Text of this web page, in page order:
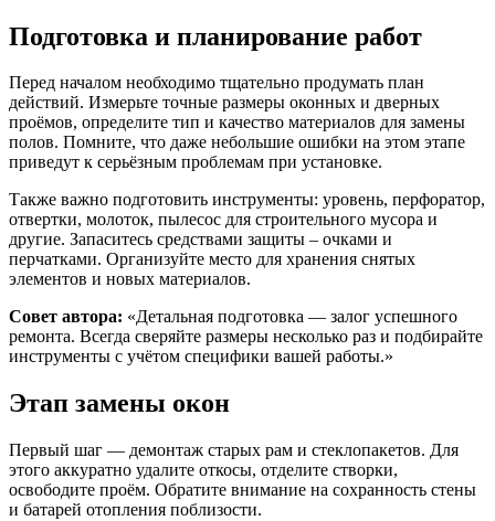
Подготовка и планирование работ
Перед началом необходимо тщательно продумать план
действий. Измерьте точные размеры оконных и дверных
проёмов, определите тип и качество материалов для замены
полов. Помните, что даже небольшие ошибки на этом этапе
приведут к серьёзным проблемам при установке.
Также важно подготовить инструменты: уровень, перфоратор,
отвертки, молоток, пылесос для строительного мусора и
другие. Запаситесь средствами защиты – очками и
перчатками. Организуйте место для хранения снятых
элементов и новых материалов.
Совет автора: «Детальная подготовка — залог успешного
ремонта. Всегда сверяйте размеры несколько раз и подбирайте
инструменты с учётом специфики вашей работы.»
Этап замены окон
Первый шаг — демонтаж старых рам и стеклопакетов. Для
этого аккуратно удалите откосы, отделите створки,
освободите проём. Обратите внимание на сохранность стены
и батарей отопления поблизости.